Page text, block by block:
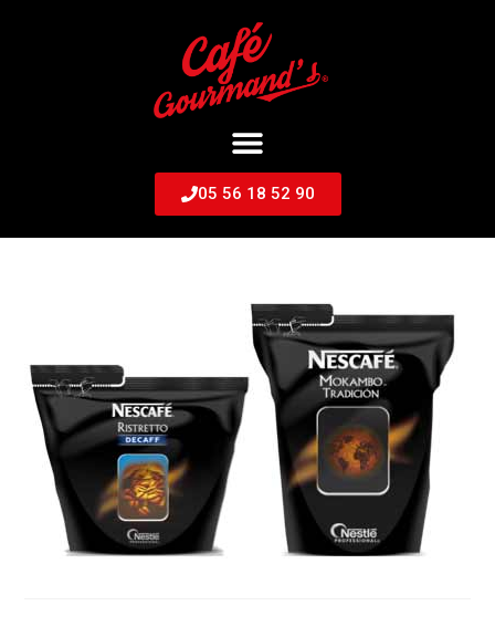
05 56 18 52 90